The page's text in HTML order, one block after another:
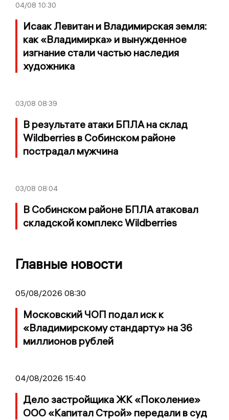
04/08 10:30
Исаак Левитан и Владимирская земля:
как «Владимирка» и вынужденное
изгнание стали частью наследия
художника
03/08 08:39
В результате атаки БПЛА на склад
Wildberries в Собинском районе
пострадал мужчина
03/08 08:04
В Собинском районе БПЛА атаковал
складской комплекс Wildberries
Главные новости
05/08/2026 08:30
Московский ЧОП подал иск к
«Владимирскому стандарту» на 36
миллионов рублей
04/08/2026 15:40
Дело застройщика ЖК «Поколение»
ООО «Капитал Строй» передали в суд